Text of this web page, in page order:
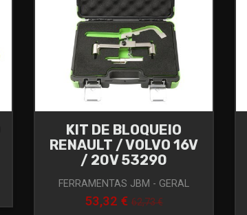
KIT DE BLOQUEIO
RENAULT / VOLVO 16V
/ 20V 53290
FERRAMENTAS JBM - GERAL
53,32 € 62,73 €